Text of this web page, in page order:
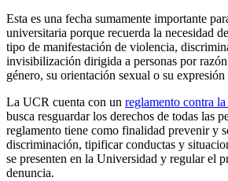
Esta es una fecha sumamente importante
universitaria porque recuerda la necesidad
tipo de manifestación de violencia,
invisibilización dirigida a personas por
género, su orientación sexual o su expresión
La UCR cuenta con un reglamento contra
busca resguardar los derechos de todas las
reglamento tiene como finalidad prevenir y
discriminación, tipificar conductas y
se presenten en la Universidad y regular el
denuncia.